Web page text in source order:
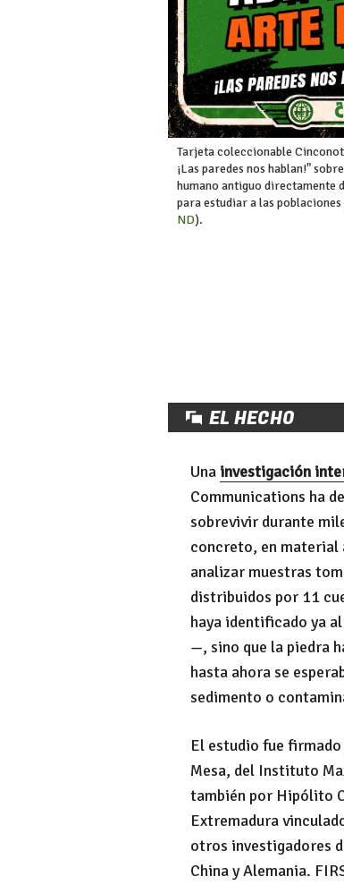
Tarjeta coleccionable
¡Las paredes nos hablan!"
humano antiguo directamente
para estudiar a las
ND).
EL HECHO
Una investigación
Communications ha
sobrevivir durante
concreto, en material
analizar muestras
distribuidos por 11
haya identificado ya
—, sino que la piedra
hasta ahora se
sedimento o
El estudio fue
Mesa, del Instituto
también por Hipólito
Extremadura
otros investigadores
China y Alemania.